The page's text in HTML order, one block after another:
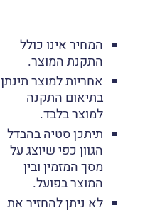
המחיר אינו כולל
התקנת המוצר.
אחריות למוצר תינתן
בתיאום התקנה
למוצר בלבד.
תיתכן סטיה בהבדל
הגוון כפי שיוצג על
מסך המזמין ובין
המוצר בפועל.
לא ניתן להחזיר את